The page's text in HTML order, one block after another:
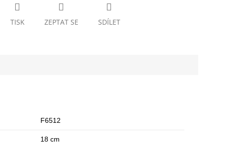
TISK ZEPTAT SE SDÍLET
F6512
18 cm